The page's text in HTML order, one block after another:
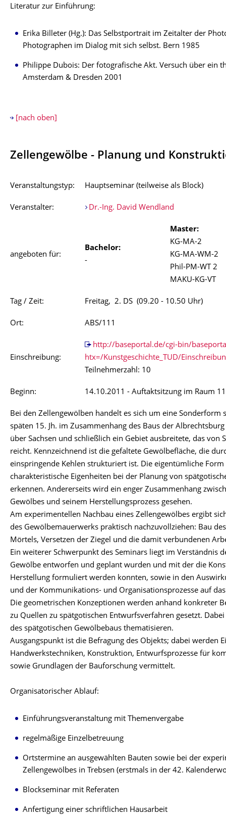
Literatur zur Einführung:
Erika Billeter (Hg.): Das Selbstportrait im Zeitalter der
Photographen im Dialog mit sich selbst. Bern 1985
Philippe Dubois: Der fotografische Akt. Versuch über ein
Amsterdam & Dresden 2001
[nach oben]
Zellengewölbe - Planung und
Veranstaltungstyp: Hauptseminar (teilweise als Block)
Veranstalter: Dr.-Ing. David Wendland
angeboten für:
Bachelor:
-
Master:
KG-MA-2
KG-MA-WM-2
Phil-PM-WT 2
MAKU-KG-VT
Tag / Zeit: Freitag, 2. DS (09.20 - 10.50 Uhr)
Ort: ABS/111
Einschreibung:
http://baseportal.de/cgi-bin/
htx=/Kunstgeschichte_TUD/
Teilnehmerzahl: 10
Beginn: 14.10.2011 - Auftaktsitzung im Raum
Bei den Zellengewölben handelt es sich um eine Sonderform
späten 15. Jh. im Zusammenhang des Baus der
über Sachsen und schließlich ein Gebiet ausbreitete, das von
reicht. Kennzeichnend ist die gefaltete Gewölbefläche, die
einspringende Kehlen strukturiert ist. Die eigentümliche
charakteristische Eigenheiten bei der Planung von
erkennen. Andererseits wird ein enger Zusammenhang
Gewölbes und seinem Herstellungsprozess gesehen.
Am experimentellen Nachbau eines Zellengewölbes ergibt
des Gewölbemauerwerks praktisch nachzuvollziehen: Bau
Mörtels, Versetzen der Ziegel und die damit verbundenen
Ein weiterer Schwerpunkt des Seminars liegt im Verständnis
Gewölbe entworfen und geplant wurden und mit der die
Herstellung formuliert werden konnten, sowie in den
und der Kommunikations- und Organisationsprozesse auf
Die geometrischen Konzeptionen werden anhand konkreter
zu Quellen zu spätgotischen Entwurfsverfahren gesetzt.
des spätgotischen Gewölbebaus thematisieren.
Ausgangspunkt ist die Befragung des Objekts; dabei werden
Handwerkstechniken, Konstruktion, Entwurfsprozesse für
sowie Grundlagen der Bauforschung vermittelt.
Organisatorischer Ablauf:
Einführungsveranstaltung mit Themenvergabe
regelmäßige Einzelbetreuung
Ortstermine an ausgewählten Bauten sowie bei der
Zellengewölbes in Trebsen (erstmals in der 42.
Blockseminar mit Referaten
Anfertigung einer schriftlichen Hausarbeit